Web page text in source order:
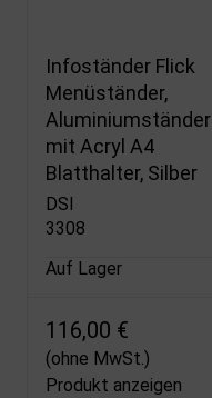
Infoständer Flick
Menüständer,
Aluminiumständer
mit Acryl A4
Blatthalter, Silber
DSI
3308
Auf Lager
116,00 €
(ohne MwSt.)
Produkt anzeigen